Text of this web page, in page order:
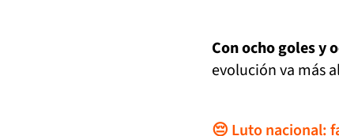
Con ocho goles y
evolución va más
😔 Luto nacional: